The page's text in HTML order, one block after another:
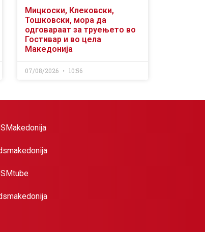
Мицкоски, Клековски,
Тошковски, мора да
одговараат за труењето во
Гостивар и во цела
Македонија
07/08/2026 10:56